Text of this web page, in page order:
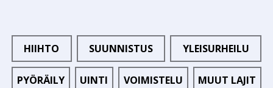
HIIHTO SUUNNISTUS YLEISURHEILU
PYÖRÄILY UINTI VOIMISTELU MUUT LAJIT